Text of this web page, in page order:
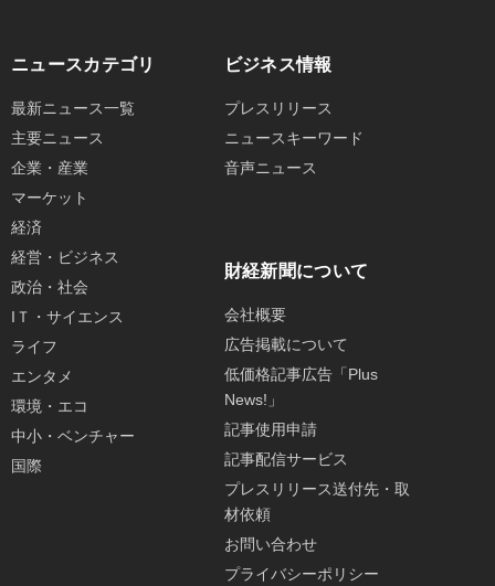
ニュースカテゴリ
最新ニュース一覧
主要ニュース
企業・産業
マーケット
経済
経営・ビジネス
政治・社会
IＴ・サイエンス
ライフ
エンタメ
環境・エコ
中小・ベンチャー
国際
ビジネス情報
プレスリリース
ニュースキーワード
音声ニュース
財経新聞について
会社概要
広告掲載について
低価格記事広告「Plus
News!」
記事使用申請
記事配信サービス
プレスリリース送付先・取
材依頼
お問い合わせ
プライバシーポリシー